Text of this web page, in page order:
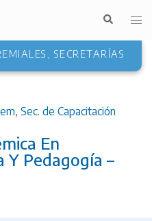
SECRETARÍAS
, Sec. de Capacitación
En
Y Pedagogía –